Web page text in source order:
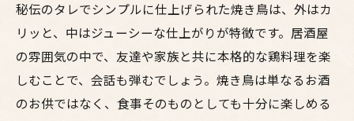
友達と語り合う梅田の居酒屋で特別な瞬間を
居酒屋での語らいが生む特別な時間
友人との会話を盛り上げる料理のチョイス
梅田の居酒屋での笑顔溢れる夜
秘伝のタレでシンプルに仕上げられた焼き鳥は、外はカ
リッと、中はジューシーな仕上がりが特徴です。居酒屋
の雰囲気の中で、友達や家族と共に本格的な鶏料理を楽
しむことで、会話も弾むでしょう。焼き鳥は単なるお酒
のお供ではなく、食事そのものとしても十分に楽しめる